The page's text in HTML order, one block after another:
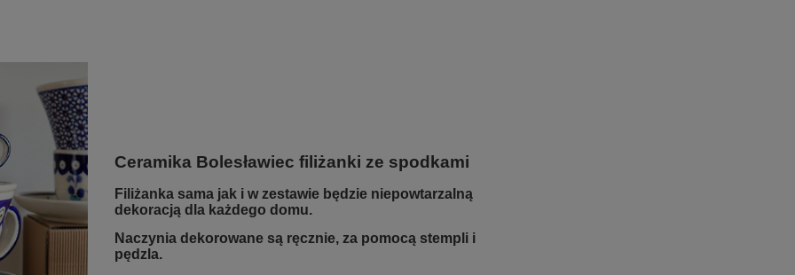
Ceramika Bolesławiec filiżanki ze spodkami
Filiżanka sama jak i w zestawie będzie niepowtarzalną
dekoracją dla każdego domu.
Naczynia dekorowane są ręcznie, za pomocą stempli i
pędzla.